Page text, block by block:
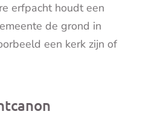
erfpacht houdt een
de grond in
een kerk zijn of